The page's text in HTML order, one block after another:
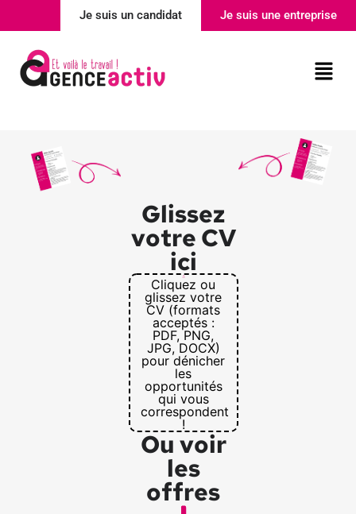
Je suis un candidat Je suis une entreprise
Glissez
votre CV
ici
Cliquez ou
glissez votre
CV (formats
acceptés :
PDF, PNG,
JPG, DOCX)
pour dénicher
les
opportunités
qui vous
correspondent
!
Ou voir
les
offres